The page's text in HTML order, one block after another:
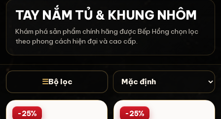
TAY NẮM TỦ & KHUNG NHÔM
Khám phá sản phẩm chính hãng được Bếp Hồng chọn lọc
theo phong cách hiện đại và cao cấp.
☰Bộ lọc
-25% -25%